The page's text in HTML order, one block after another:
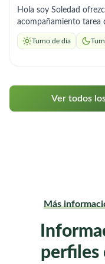
Hola soy Soledad
acompañamiento tarea
responsable y me
Turno de día
Ver todos
Más
perfiles